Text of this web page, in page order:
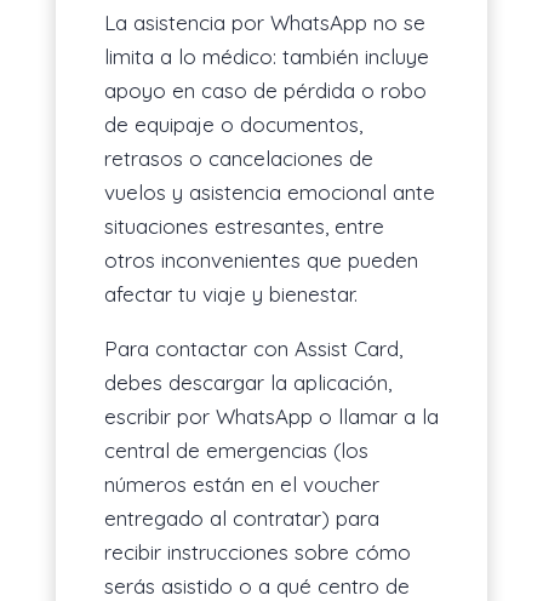
La asistencia por WhatsApp no se
limita a lo médico: también incluye
apoyo en caso de pérdida o robo
de equipaje o documentos,
retrasos o cancelaciones de
vuelos y asistencia emocional ante
situaciones estresantes, entre
otros inconvenientes que pueden
afectar tu viaje y bienestar.
Para contactar con Assist Card,
debes descargar la aplicación,
escribir por WhatsApp o llamar a la
central de emergencias (los
números están en el voucher
entregado al contratar) para
recibir instrucciones sobre cómo
serás asistido o a qué centro de